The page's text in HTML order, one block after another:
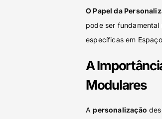
O Papel da
pode ser
específicas em
A
Modulares
Apersonalização